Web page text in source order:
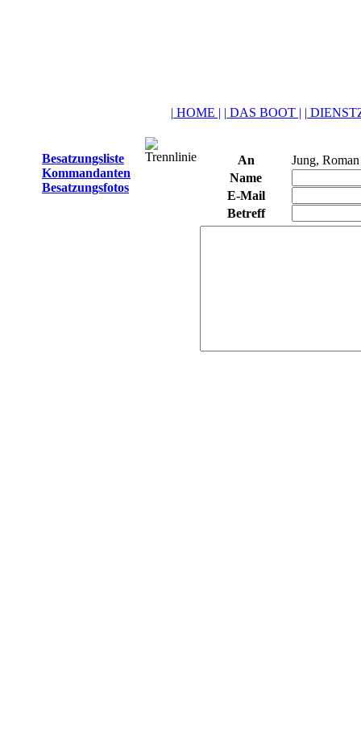
| HOME | | DAS BOOT | |
Besatzungsliste
Kommandanten
Besatzungsfotos
An
Jung, Roman
Name
E-Mail
Betreff